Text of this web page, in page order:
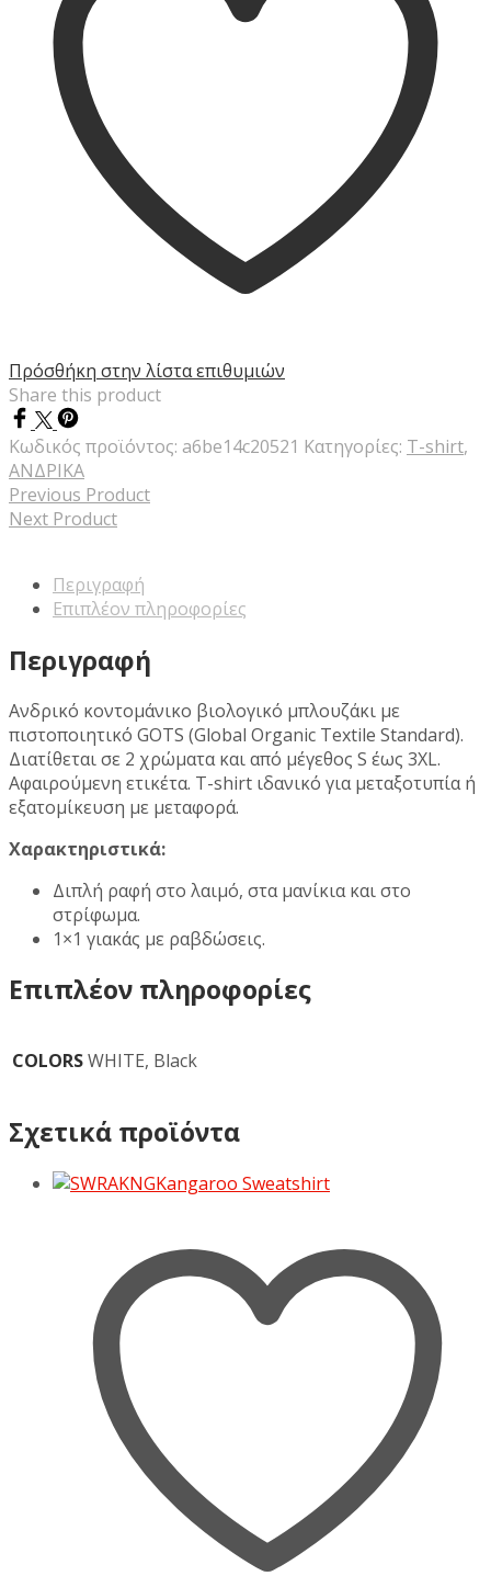
Πρόσθήκη στην λίστα επιθυμιών
Share this product
Κωδικός προϊόντος: a6be14c20521 Κατηγορίες: T-shirt,
ΑΝΔΡΙΚΑ
Previous Product
Next Product
Περιγραφή
Επιπλέον πληροφορίες
Περιγραφή
Ανδρικό κοντομάνικο βιολογικό μπλουζάκι με
πιστοποιητικό GOTS (Global Organic Textile Standard).
Διατίθεται σε 2 χρώματα και από μέγεθος S έως 3XL.
Αφαιρούμενη ετικέτα. T-shirt ιδανικό για μεταξοτυπία ή
εξατομίκευση με μεταφορά.
Χαρακτηριστικά:
Διπλή ραφή στο λαιμό, στα μανίκια και στο
στρίφωμα.
1×1 γιακάς με ραβδώσεις.
Επιπλέον πληροφορίες
COLORSWHITE, Black
Σχετικά προϊόντα